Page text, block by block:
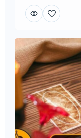
Llama ahora
gratis desde